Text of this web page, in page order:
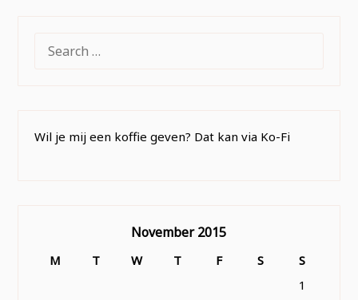
FOR:
Wil je mij een koffie geven? Dat kan via Ko-Fi
November 2015
M T W T F S
S
1